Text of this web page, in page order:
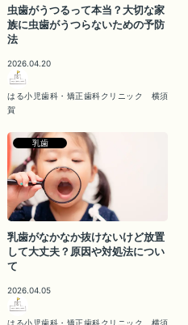
虫歯がうつるって本当？大切な家
族に虫歯がうつらないための予防
法
2026.04.20
はる小児歯科・矯正歯科クリニック 横須
賀
乳歯
乳歯がなかなか抜けないけど放置
して大丈夫？原因や対処法につい
て
2026.04.05
はる小児歯科・矯正歯科クリニック 横須